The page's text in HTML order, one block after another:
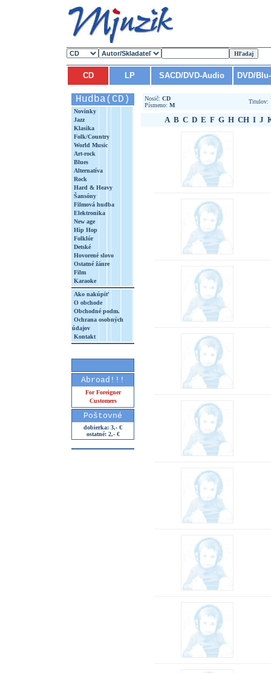
CD LP SACD/DVD-Audio DVD/
Hudba(CD)
Novinky
Jazz
Klasika
Folk/Country
World Music
Art-rock
Blues
Alternatíva
Rock
Hard & Heavy
Šansóny
Filmová hudba
Elektronika
New age
Hip Hop
Folklór
Detské
Hovorené slovo
Ostatné žánre
Film
Karaoke
Ako nakúpiť
O obchode
Obchodné podm.
Ochrana osobných
údajov
Kontakt
Abroad!!!
For Foreigner
Customers
Poštovné
dobierka: 3,- €
ostatné: 2,- €
Nosič: CD
Písmeno: M
Titulov:
A B C D E F G H CH I J